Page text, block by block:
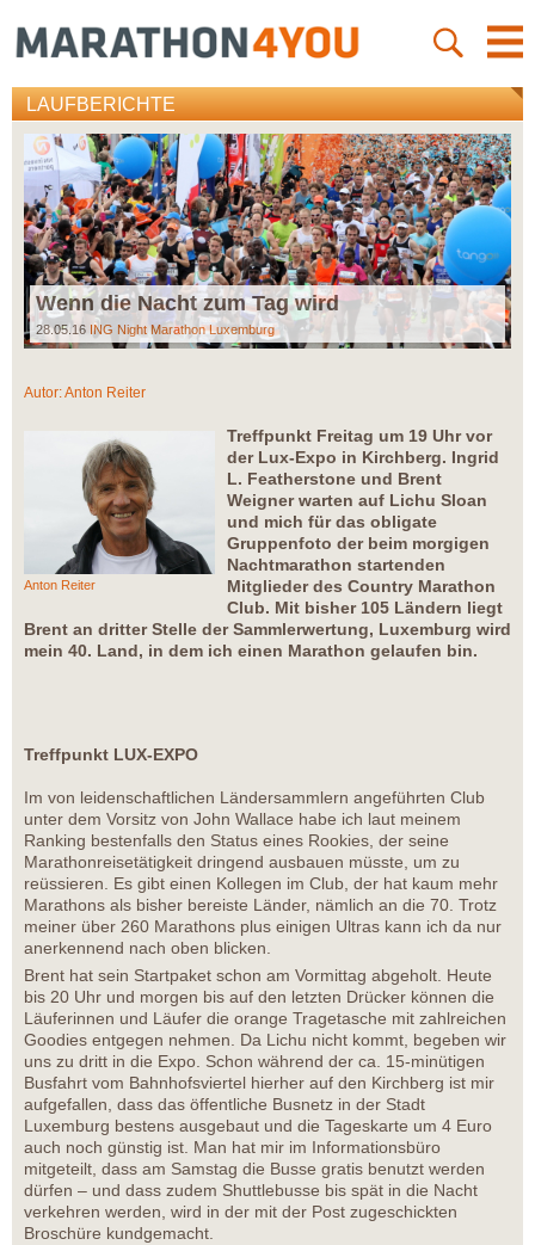
LAUFBERICHTE
Wenn die Nacht zum Tag wird
28.05.16 ING Night Marathon Luxemburg
Autor:Anton Reiter
Anton Reiter
Treffpunkt Freitag um 19 Uhr vor
der Lux-Expo in Kirchberg. Ingrid
L. Featherstone und Brent
Weigner warten auf Lichu Sloan
und mich für das obligate
Gruppenfoto der beim morgigen
Nachtmarathon startenden
Mitglieder des Country Marathon
Club. Mit bisher 105 Ländern liegt
Brent an dritter Stelle der Sammlerwertung, Luxemburg wird
mein 40. Land, in dem ich einen Marathon gelaufen bin.
Treffpunkt LUX-EXPO
Im von leidenschaftlichen Ländersammlern angeführten Club
unter dem Vorsitz von John Wallace habe ich laut meinem
Ranking bestenfalls den Status eines Rookies, der seine
Marathonreisetätigkeit dringend ausbauen müsste, um zu
reüssieren. Es gibt einen Kollegen im Club, der hat kaum mehr
Marathons als bisher bereiste Länder, nämlich an die 70. Trotz
meiner über 260 Marathons plus einigen Ultras kann ich da nur
anerkennend nach oben blicken.
Brent hat sein Startpaket schon am Vormittag abgeholt. Heute
bis 20 Uhr und morgen bis auf den letzten Drücker können die
Läuferinnen und Läufer die orange Tragetasche mit zahlreichen
Goodies entgegen nehmen. Da Lichu nicht kommt, begeben wir
uns zu dritt in die Expo. Schon während der ca. 15-minütigen
Busfahrt vom Bahnhofsviertel hierher auf den Kirchberg ist mir
aufgefallen, dass das öffentliche Busnetz in der Stadt
Luxemburg bestens ausgebaut und die Tageskarte um 4 Euro
auch noch günstig ist. Man hat mir im Informationsbüro
mitgeteilt, dass am Samstag die Busse gratis benutzt werden
dürfen – und dass zudem Shuttlebusse bis spät in die Nacht
verkehren werden, wird in der mit der Post zugeschickten
Broschüre kundgemacht.